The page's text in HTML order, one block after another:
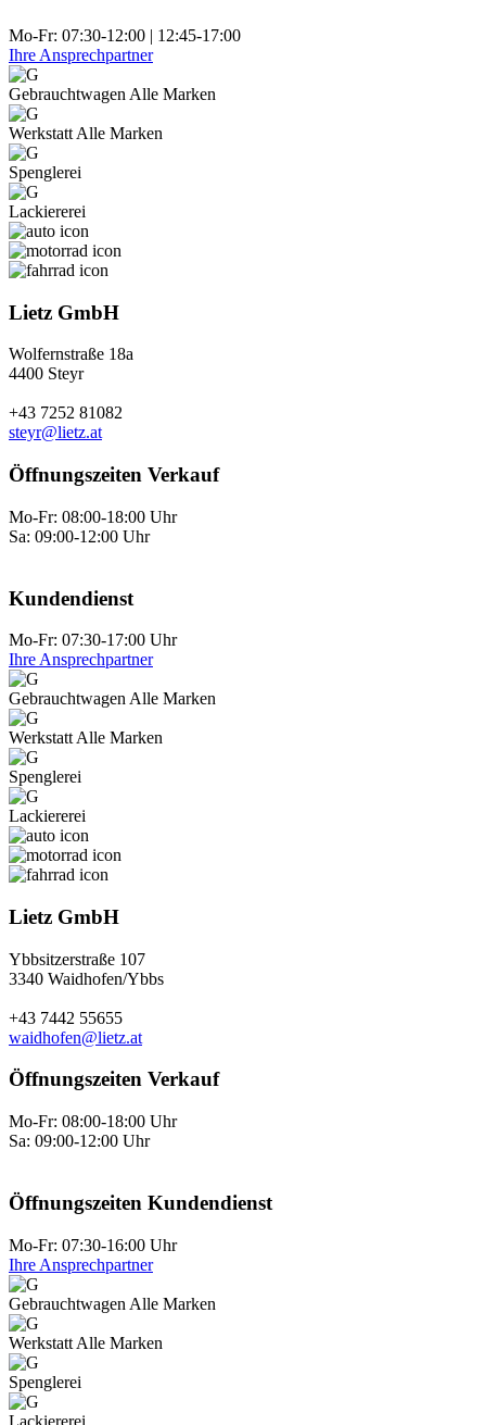
Mo-Fr: 07:30-12:00 | 12:45-17:00
Ihre Ansprechpartner
Gebraucht­wagen Alle Marken
Werkstatt Alle Marken
Spenglerei
Lackiererei
Lietz GmbH
Wolfernstraße 18a
4400 Steyr
+43 7252 81082
steyr@lietz.at
Öffnungszeiten Verkauf
Mo-Fr: 08:00-18:00 Uhr
Sa: 09:00-12:00 Uhr
Kundendienst
Mo-Fr: 07:30-17:00 Uhr
Ihre Ansprechpartner
Gebraucht­wagen Alle Marken
Werkstatt Alle Marken
Spenglerei
Lackiererei
Lietz GmbH
Ybbsitzerstraße 107
3340 Waidhofen/Ybbs
+43 7442 55655
waidhofen@lietz.at
Öffnungszeiten Verkauf
Mo-Fr: 08:00-18:00 Uhr
Sa: 09:00-12:00 Uhr
Öffnungszeiten Kundendienst
Mo-Fr: 07:30-16:00 Uhr
Ihre Ansprechpartner
Gebraucht­wagen Alle Marken
Werkstatt Alle Marken
Spenglerei
Lackiererei